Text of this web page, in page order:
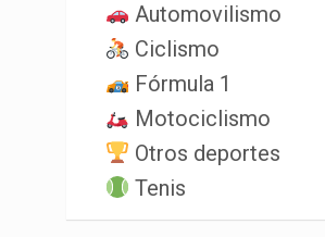
Automovilismo
Ciclismo
Fórmula 1
Motociclismo
Otros deportes
Tenis